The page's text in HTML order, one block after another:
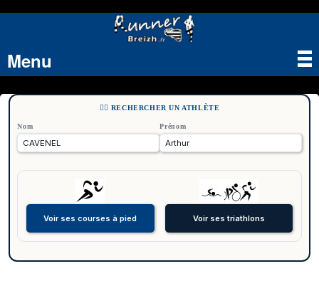
Menu
🏃‍♂️ RECHERCHER UN ATHLÈTE
Nom Prénom